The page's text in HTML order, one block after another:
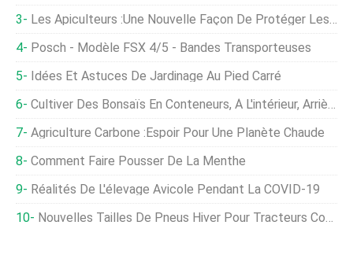
Les Apiculteurs :une Nouvelle Façon De Protéger Les Fruits ?
Posch - Modèle FSX 4/5 - Bandes Transporteuses
Idées Et Astuces De Jardinage Au Pied Carré
Cultiver Des Bonsaïs En Conteneurs, À L'intérieur, Arrière-Cour
Agriculture Carbone :espoir Pour Une Planète Chaude
Comment Faire Pousser De La Menthe
Réalités De L'élevage Avicole Pendant La COVID-19
Nouvelles Tailles De Pneus Hiver Pour Tracteurs Compacts